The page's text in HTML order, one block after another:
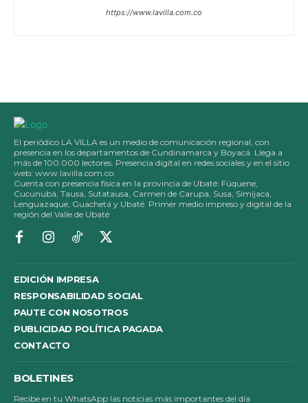
https://www.lavilla.com.co
El periódico LA VILLA es un medio de comunicación regional, con
presencia en los departamentos de Cundinamarca y Boyacá. Llega a
más de 100.000 lectores. Presencia digital en redes sociales y en el sitio
web: www.lavilla.com.co.
Cuenta con presencia física en la provincia de Ubaté: Fúquene,
Cucunubá, Tausa, Sutatausa, Carmen de Carupa, Susa, Simijaca,
Lenguazaque, Guachetá y Ubaté. Primer medio impreso y digital de la
región del Valle de Ubaté
EDICIÓN IMPRESA
RESPONSABILIDAD SOCIAL
PAUTE CON NOSOTROS
PUBLICIDAD POLÍTICA PAGADA
CONTACTO
BOLETINES
Recibe en tu WhatsApp las noticias más importantes del día